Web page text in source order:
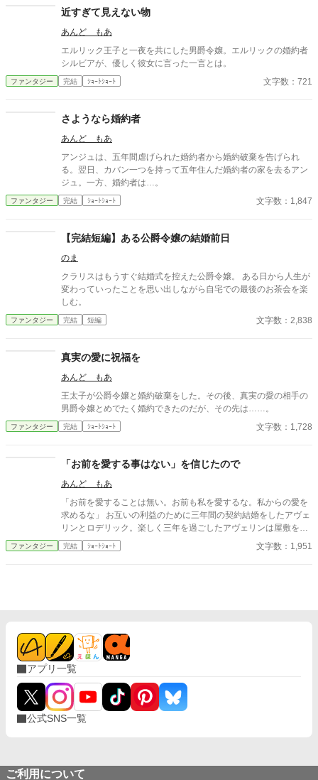
近すぎて見えない物
あんど もあ
エルリック王子と一夜を共にした男爵令嬢。エルリックの婚約者
シルビアが、優しく彼女に言った一言とは。
ファンタジー 完結 ｼｮｰﾄｼｮｰﾄ 文字数：721
さようなら婚約者
あんど もあ
アンジュは、五年間虐げられた婚約者から婚約破棄を告げられ
る。翌日、カバン一つを持って五年住んだ婚約者の家を去るアン
ジュ。一方、婚約者は…。
ファンタジー 完結 ｼｮｰﾄｼｮｰﾄ 文字数：1,847
【完結短編】ある公爵令嬢の結婚前日
のま
クラリスはもうすぐ結婚式を控えた公爵令嬢。 ある日から人生が
変わっていったことを思い出しながら自宅での最後のお茶会を楽
しむ。
ファンタジー 完結 短編 文字数：2,838
真実の愛に祝福を
あんど もあ
王太子が公爵令嬢と婚約破棄をした。その後、真実の愛の相手の
男爵令嬢とめでたく婚約できたのだが、その先は……。
ファンタジー 完結 ｼｮｰﾄｼｮｰﾄ 文字数：1,728
「お前を愛する事はない」を信じたので
あんど もあ
「お前を愛することは無い。お前も私を愛するな。私からの愛を
求めるな」 お互いの利益のために三年間の契約結婚をしたアヴェ
リンとロデリック。楽しく三年を過ごしたアヴェリンは屋敷を出
ていこうとするのだが……。
ファンタジー 完結 ｼｮｰﾄｼｮｰﾄ 文字数：1,951
アプリ一覧
公式SNS一覧
ご利用について